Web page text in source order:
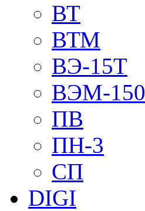
ВТ
ВТМ
ВЭ-15Т
ВЭМ-150
ПВ
ПН-3
СП
DIGI